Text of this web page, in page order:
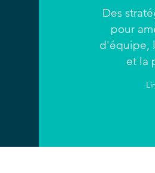
Des
pour
d'équipe,
et la